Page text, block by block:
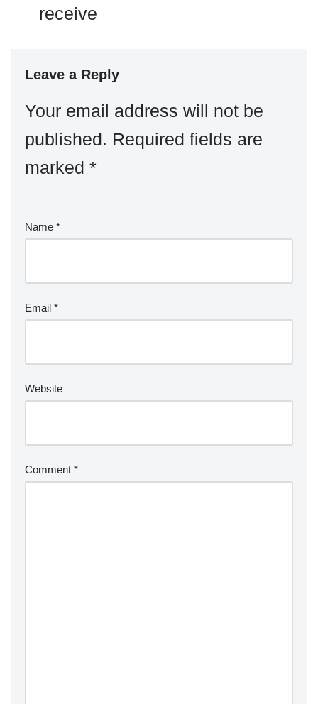
receive
Leave a Reply
Your email address will not be
published. Required fields are
marked *
Name *
Email *
Website
Comment *